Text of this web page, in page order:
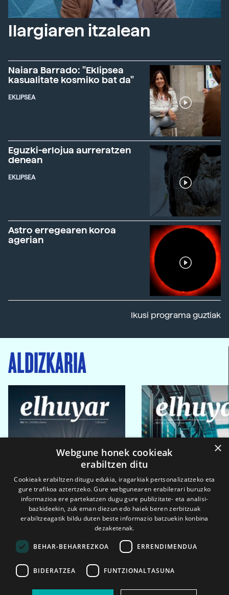
Ilargiaren itzalean
Naiara Barrado: "Eklipsea
kasualitate kosmiko bat da"
EKLIPSEA
Eguzki-erlojua aurreratzen
denean
EKLIPSEA
Astro erregearen koroa
agerian
Ikusi programa guztiak
ALDIZKARIA
2026ko eka. 1a 2026ko mar. 1a
×
Webgune honek cookieak
erabiltzen ditu
Cookieak erabiltzen ditugu edukia, iragarkiak pertsonalizatzeko eta
gure trafikoa aztertzeko. Gure webgunearen erabilerari buruzko
informazioa ere partekatzen dugu gure publizitate- eta analisi-
bazkideekin, zuk eman diezun edo haiek beren zerbitzuak
erabiltzeagatik bildu duten beste informazio batzuekin konbina
dezaketenak.
BEHAR-BEHARREZKOA ERRENDIMENDUA
BIDERATZEA FUNTZIONALTASUNA